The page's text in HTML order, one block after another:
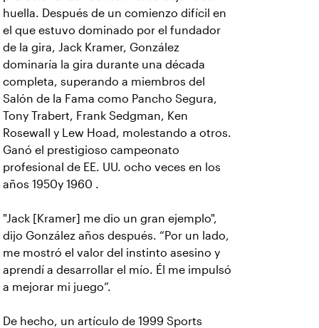
huella. Después de un comienzo difícil en
el que estuvo dominado por el fundador
de la gira, Jack Kramer, González
dominaría la gira durante una década
completa, superando a miembros del
Salón de la Fama como Pancho Segura,
Tony Trabert, Frank Sedgman, Ken
Rosewall y Lew Hoad, molestando a otros.
Ganó el prestigioso campeonato
profesional de EE. UU. ocho veces en los
años 1950y 1960 .
"Jack [Kramer] me dio un gran ejemplo",
dijo González años después. “Por un lado,
me mostró el valor del instinto asesino y
aprendí a desarrollar el mío. Él me impulsó
a mejorar mi juego”.
De hecho, un artículo de 1999 Sports